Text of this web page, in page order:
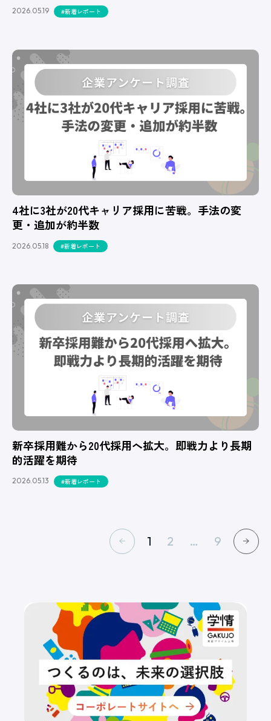
2026.05.19 #新着レポート
4社に3社が20代キャリア採用に苦戦。手法の変
更・追加が約半数
2026.05.18 #新着レポート
新卒採用難から20代採用へ拡大。即戦力より長期
的活躍を期待
2026.05.13 #新着レポート
1 2 … 9